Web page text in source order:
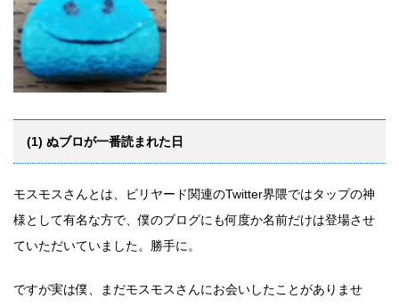
(1) ぬブロが一番読まれた日
モスモスさんとは、ビリヤード関連のTwitter界隈ではタップの神
様として有名な方で、僕のブログにも何度か名前だけは登場させ
ていただいていました。勝手に。
ですが実は僕、まだモスモスさんにお会いしたことがありませ